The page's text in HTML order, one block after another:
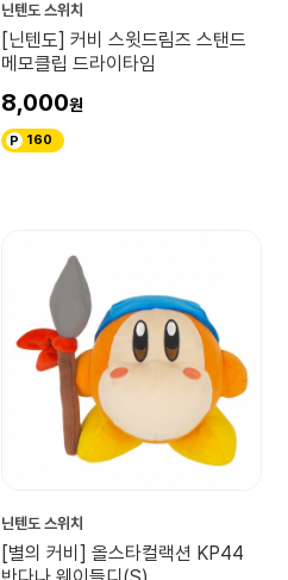
닌텐도 스위치
[닌텐도] 커비 스윗드림즈 스탠드
메모클립 드라이타임
8,000
160
닌텐도 스위치
[별의 커비] 올스타컬랙션 KP44